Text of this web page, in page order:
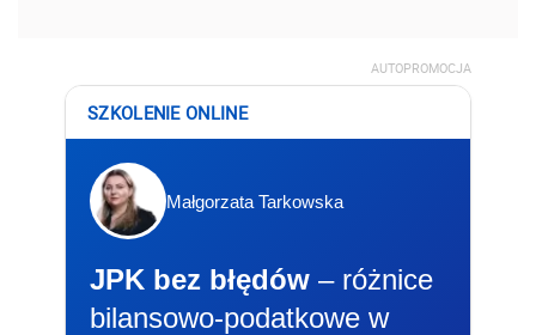
AUTOPROMOCJA
SZKOLENIE ONLINE
Małgorzata Tarkowska
JPK bez błędów – różnice
bilansowo-podatkowe w